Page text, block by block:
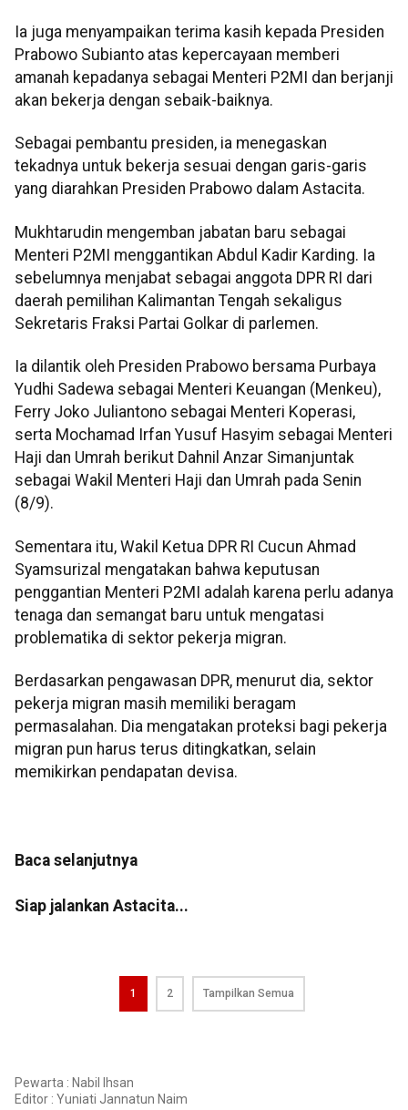
Ia juga menyampaikan terima kasih kepada Presiden
Prabowo Subianto atas kepercayaan memberi
amanah kepadanya sebagai Menteri P2MI dan berjanji
akan bekerja dengan sebaik-baiknya.
Sebagai pembantu presiden, ia menegaskan
tekadnya untuk bekerja sesuai dengan garis-garis
yang diarahkan Presiden Prabowo dalam Astacita.
Mukhtarudin mengemban jabatan baru sebagai
Menteri P2MI menggantikan Abdul Kadir Karding. Ia
sebelumnya menjabat sebagai anggota DPR RI dari
daerah pemilihan Kalimantan Tengah sekaligus
Sekretaris Fraksi Partai Golkar di parlemen.
Ia dilantik oleh Presiden Prabowo bersama Purbaya
Yudhi Sadewa sebagai Menteri Keuangan (Menkeu),
Ferry Joko Juliantono sebagai Menteri Koperasi,
serta Mochamad Irfan Yusuf Hasyim sebagai Menteri
Haji dan Umrah berikut Dahnil Anzar Simanjuntak
sebagai Wakil Menteri Haji dan Umrah pada Senin
(8/9).
Sementara itu, Wakil Ketua DPR RI Cucun Ahmad
Syamsurizal mengatakan bahwa keputusan
penggantian Menteri P2MI adalah karena perlu adanya
tenaga dan semangat baru untuk mengatasi
problematika di sektor pekerja migran.
Berdasarkan pengawasan DPR, menurut dia, sektor
pekerja migran masih memiliki beragam
permasalahan. Dia mengatakan proteksi bagi pekerja
migran pun harus terus ditingkatkan, selain
memikirkan pendapatan devisa.
Baca selanjutnya
Siap jalankan Astacita...
1 2 Tampilkan Semua
Pewarta : Nabil Ihsan
Editor : Yuniati Jannatun Naim